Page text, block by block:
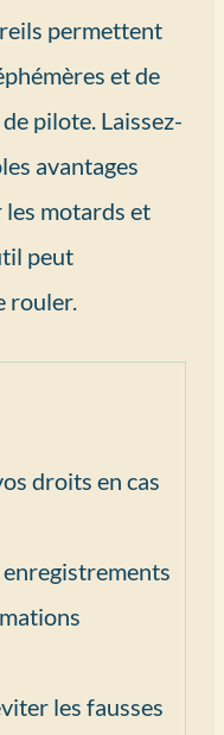
permettent
et de
pilote. Laissez-
avantages
les motards et
peut
rouler.
droits en cas
les fausses